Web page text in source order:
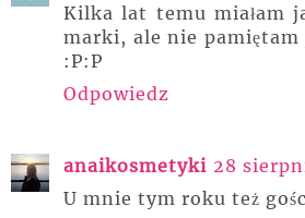
Kilka lat temu miałam
marki, ale nie pamiętam
:P:P
Odpowiedz
anaikosmetyki 28
U mnie tym roku też